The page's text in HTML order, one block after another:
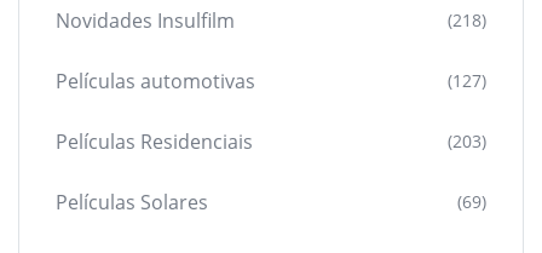
Novidades Insulfilm (218)
Películas automotivas (127)
Películas Residenciais (203)
Películas Solares (69)